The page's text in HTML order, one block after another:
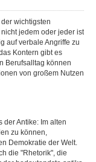
wichtigsten
jedem oder jeder ist
auf verbale Angriffe zu
Kontern gibt es
Berufsalltag können
von großem Nutzen
der Antike: Im alten
zu können,
Demokratie der Welt.
die "Rhetorik", die